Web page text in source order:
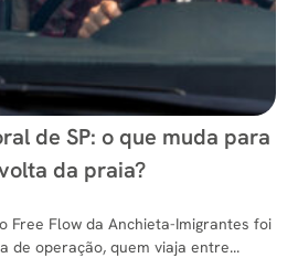
de SP: o que muda para
da praia?
Free Flow da Anchieta-Imigrantes foi
de operação, quem viaja entre...